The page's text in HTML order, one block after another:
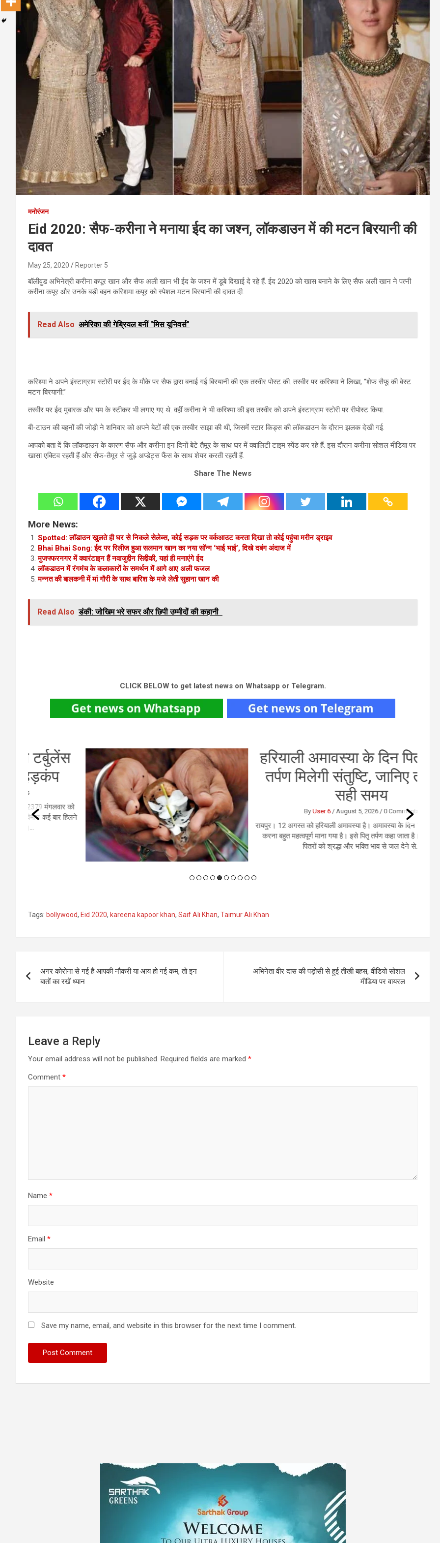
मनोरंजन
Eid 2020: सैफ-करीना ने मनाया ईद का जश्न, लॉकडाउन में की मटन बिरयानी की
दावत
May 25, 2020 Reporter 5
बॉलीवुड अभिनेत्री करीना कपूर खान और सैफ अली खान भी ईद के जश्न में डूबे दिखाई दे रहे हैं. ईद 2020 को खास बनाने के लिए सैफ अली खान ने पत्नी
करीना कपूर और उनके बड़ी बहन करिशमा कपूर को स्पेशल मटन बिरयानी की दावत दी.
Read Also अमेरिका की गेब्रियल बनीं "मिस यूनिवर्स"
करिश्मा ने अपने इंस्टाग्राम स्टोरी पर ईद के मौके पर सैफ द्वारा बनाई गई बिरयानी की एक तस्वीर पोस्ट की. तस्वीर पर करिश्मा ने लिखा, “शेफ सैफू की बेस्ट
मटन बिरयानी.”
तस्वीर पर ईद मुबारक और यम के स्टीकर भी लगाए गए थे. वहीं करीना ने भी करिश्मा की इस तस्वीर को अपने इंस्टाग्राम स्टोरी पर रीपोस्ट किया.
बी-टाउन की बहनों की जोड़ी ने शनिवार को अपने बेटों की एक तस्वीर साझा की थी, जिसमें स्टार किड्स की लॉकडाउन के दौरान झलक देखी गई.
आपको बता दें कि लॉकडाउन के कारण सैफ और करीना इन दिनों बेटे तैमूर के साथ घर में क्वालिटी टाइम स्पेंड कर रहे हैं. इस दौरान करीना सोशल मीडिया पर
खासा एक्टिव रहती हैं और सैफ-तैमूर से जुड़े अप्डेट्स फैंस के साथ शेयर करती रहती हैं.
Share The News
More News:
Spotted: लॉडाउन खुलते ही घर से निकले सेलेब्स, कोई सड़क पर वर्कआउट करता दिखा तो कोई पहुंचा मरीन ड्राइव
Bhai Bhai Song: ईद पर रिलीज हुआ सलमान खान का नया सॉन्ग ‘भाई भाई’, ​दिखे दबंग अंदाज में
मुजफ्फरनगर में क्वारंटाइन हैं नवाजुद्दीन सिद्दीकी, यहां ही मनाएंगे ईद
लॉकडाउन में रंगमंच के कलाकारों के समर्थन में आगे आए अली फजल
मन्नत की बालकनी में मां गौरी के साथ बारिश के मजे लेती सुहाना खान की
Read Also डंकी: जोखिम भरे सफर और छिपी उम्मीदों की कहानी
CLICK BELOW to get latest news on Whatsapp or Telegram.
हरियाली अमावस्या के दिन पितरों को दें
तर्पण मिलेगी संतुष्टि, जानिए तर्पण का
August 5, 2026/0 Comments
रायपुर। 12 अगस्‍त को हरियाली अमावस्‍या है। अमावस्‍या के दिन पितरों को जल अर्पित
करना बहुत महत्वपूर्ण माना गया है। इसे पितृ तर्पण कहा जाता है। माना जाता है कि
पितरों को श्रद्धा और भक्ति भाव से जल देने से...
Tags: bollywood, Eid 2020, kareena kapoor khan, Saif Ali Khan, Taimur Ali Khan
navigation
अगर कोरोना से गई है आपकी नौकरी या आय हो गई कम, तो इन
बातों का रखें ध्यान
अभिनेता वीर दास की पड़ोसी से हुई तीखी बहस, वीडियो सोशल
मीडिया पर वायरल
Leave a Reply
Your email address will not be published. Required fields are marked *
Comment *
Name *
Email *
Website
Save my name, email, and website in this browser for the next time I comment.